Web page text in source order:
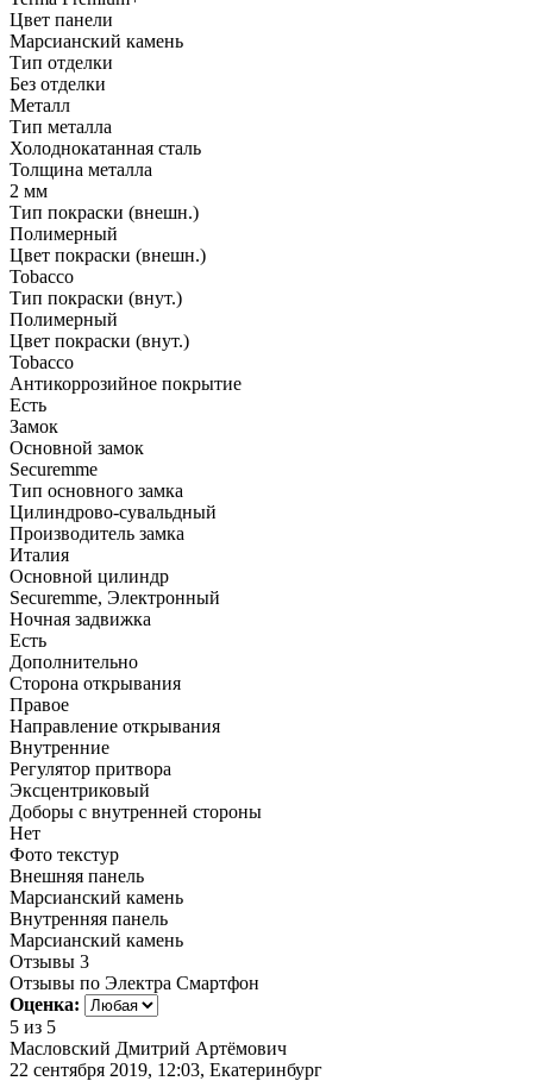
Цвет панели
Марсианский камень
Тип отделки
Без отделки
Металл
Тип металла
Холоднокатанная сталь
Толщина металла
2 мм
Тип покраски (внешн.)
Полимерный
Цвет покраски (внешн.)
Tobacco
Тип покраски (внут.)
Полимерный
Цвет покраски (внут.)
Tobacco
Антикоррозийное покрытие
Есть
Замок
Основной замок
Securemme
Тип основного замка
Цилиндрово-сувальдный
Производитель замка
Италия
Основной цилиндр
Securemme, Электронный
Ночная задвижка
Есть
Дополнительно
Сторона открывания
Правое
Направление открывания
Внутренние
Регулятор притвора
Эксцентриковый
Доборы с внутренней стороны
Нет
Фото текстур
Внешняя панель
Марсианский камень
Внутренняя панель
Марсианский камень
Отзывы 3
Отзывы по Электра Смартфон
Оценка:
5 из 5
Масловский Дмитрий Артёмович
22 сентября 2019, 12:03, Екатеринбург